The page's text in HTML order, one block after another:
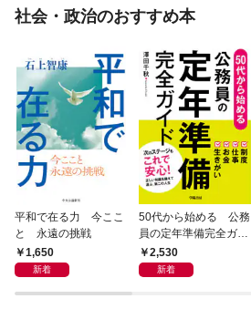
社会・政治のおすすめ本
平和で在る力 今ここ
と 永遠の挑戦
1,650
新着
50代から始める 公務
員の定年準備完全ガイ
ド2,530
新着